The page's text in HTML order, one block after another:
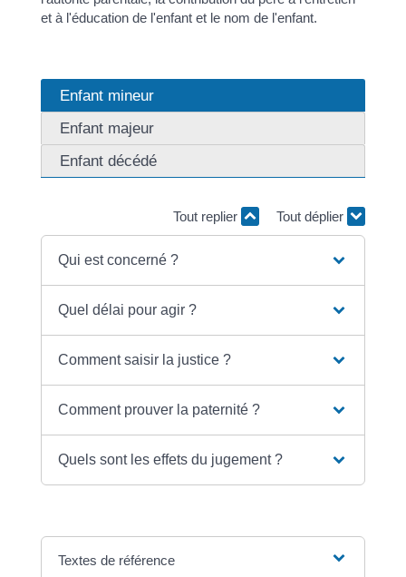
et à l'éducation de l'enfant et le nom de l'enfant.
Enfant mineur
Enfant majeur
Enfant décédé
Tout replier Tout déplier
Qui est concerné ?
Quel délai pour agir ?
Comment saisir la justice ?
Comment prouver la paternité ?
Quels sont les effets du jugement ?
Textes de référence